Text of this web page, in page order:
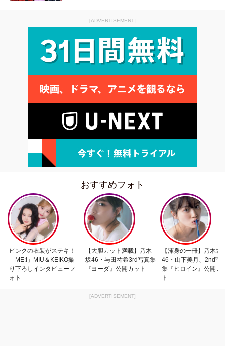
[ADVERTISEMENT]
おすすめフォト
ピンクの衣装がステキ！
「ME:I」MIU＆KEIKO撮
り下ろしインタビューフ
ォト
【大胆カット満載】乃木
坂46・与田祐希3rd写真集
『ヨーダ』公開カット
【渾身の一冊】乃木坂
46・山下美月、2nd写
集『ヒロイン』公開カ
ト
[ADVERTISEMENT]